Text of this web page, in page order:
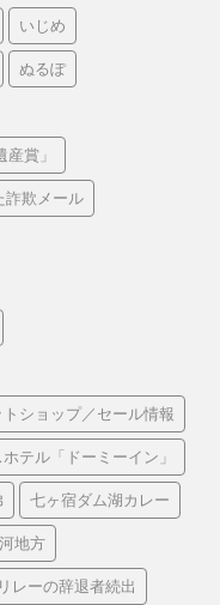
いじめ
ぬるぽ
賞」
詐欺メール
トショップ／セール情報
テル「ドーミーイン」
七ヶ宿ダム湖カレー
地方
レーの辞退者続出